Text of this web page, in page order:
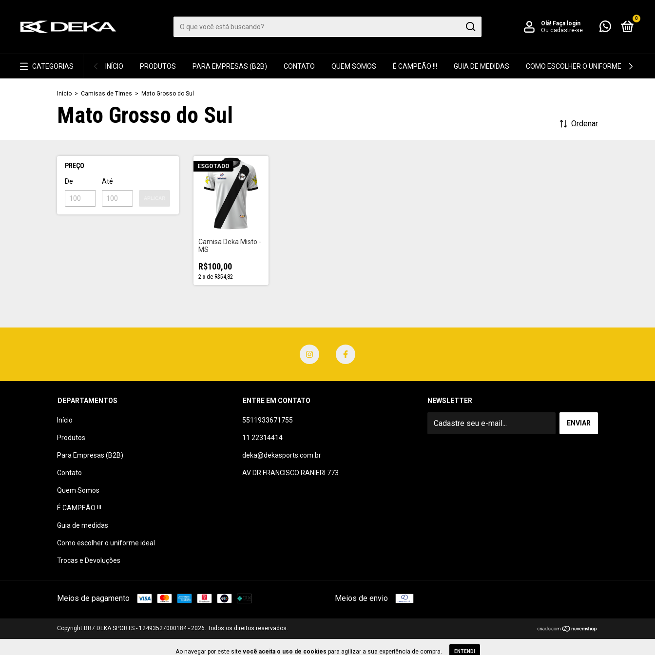
Olá! Faça login
Ou cadastre-se
0
CATEGORIAS INÍCIO PRODUTOS PARA EMPRESAS (B2B) CONTATO QUEM SOMOS É CAMPEÃO !!! GUIA DE MEDIDAS COMO ESCOLHER O UNIFORME IDEAL
Ao navegar por este site você aceita o uso de cookies para agilizar a sua experiência de compra. ENTENDI
Início > Camisas de Times > Mato Grosso do Sul
Mato Grosso do Sul Ordenar
PREÇO
De
Até
ESGOTADO
Camisa Deka Misto -
MS
R$100,00
2 x de R$54,82
DEPARTAMENTOS
Início
Produtos
Para Empresas (B2B)
Contato
Quem Somos
É CAMPEÃO !!!
Guia de medidas
Como escolher o uniforme ideal
Trocas e Devoluções
ENTRE EM CONTATO
5511933671755
11 22314414
deka@dekasports.com.br
AV DR FRANCISCO RANIERI 773
NEWSLETTER
Meios de pagamento Meios de envio
Copyright BR7 DEKA SPORTS - 12493527000184 - 2026. Todos os direitos reservados.